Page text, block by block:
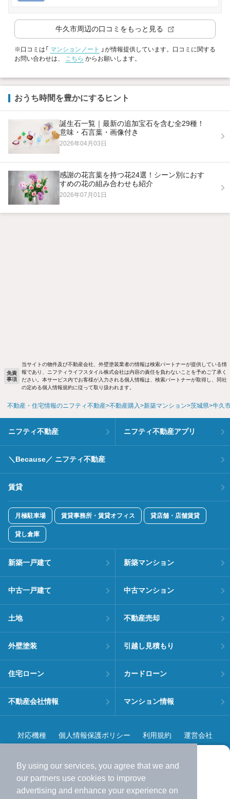
By using our services, you agree that we and
our partners use cookies to improve
advertising and enhance your experience on
より使いやすくなった
アプリで物件探ししませんか？
牛久市周辺の口コミをもっと見る
※口コミは「 マンションノート
」が情報提供しています。口コミに関する
お問い合わせは、 こちら からお願いします。
おうち時間を豊かにするヒント
誕生石一覧｜最新の追加宝石を含む全29種！
意味・石言葉・画像付き
2026年04月03日
感謝の花言葉を持つ花24選！シーン別におす
すめの花の組み合わせも紹介
2026年07月01日
免責
事項
当サイトの物件及び不動産会社、外壁塗装業者の情報は検索パートナーが提供している情
報であり、ニフティライフスタイル株式会社は内容の責任を負わないことを予めご了承く
ださい。本サービス内でお客様が入力される個人情報は、検索パートナーが取得し、同社
の定める個人情報規約に従って取り扱われます。
不動産・住宅情報のニフティ不動産 不動産購入 新築マンション 茨城県 牛久
ニフティ不動産 ニフティ不動産アプリ
＼Because／ ニフティ不動産
賃貸
月極駐車場 賃貸事務所・賃貸オフィス 貸店舗・店舗賃貸
貸し倉庫
新築一戸建て 新築マンション
中古一戸建て 中古マンション
土地 不動産売却
外壁塗装 引越し見積もり
住宅ローン カードローン
不動産会社情報 マンション情報
対応機種 個人情報保護ポリシー 利用規約 運営会社